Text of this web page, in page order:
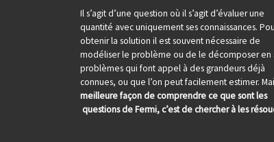
Il s’agit d’une question où il s’agit d’évaluer une
quantité avec uniquement ses connaissances.
obtenir la solution il est souvent nécessaire de
modéliser le problème ou de le décomposer en
problèmes qui font appel à des grandeurs déjà
connues, ou que l’on peut facilement estimer.
meilleure façon de comprendre ce que sont les
questions de Fermi, c’est de chercher à les